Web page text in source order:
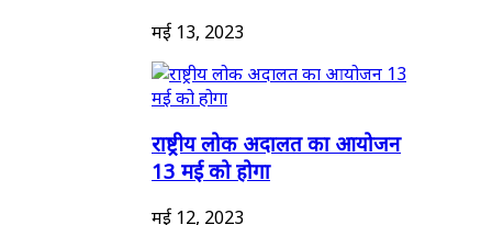
मई 13, 2023
राष्ट्रीय लोक अदालत का आयोजन
13 मई को होगा
मई 12, 2023